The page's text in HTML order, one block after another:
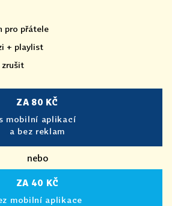
pro přátele
+ playlist
ZA 80 KČ
s mobilní aplikací
a bez reklam
nebo
ZA 40 KČ
mobilní aplikace